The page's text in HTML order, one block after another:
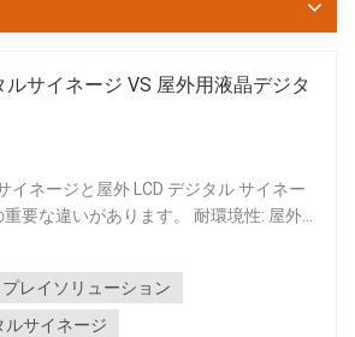
サイネージ VS 屋外用液晶デジタ
イネージと屋外 LCD デジタル サイネー
要な違いがあります。 耐環境性: 屋外
度、ほこりな
耐えるように設計されています。より
と特殊なコーティングが施されており、
明...
レイソリューション
ルサイネージ